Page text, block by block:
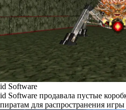
id Software
id Software продавала пустые
пиратам для распространения игры